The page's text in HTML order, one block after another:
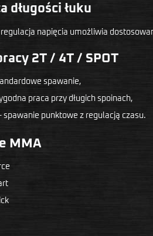
długości łuku
regulacja napięcia umożliwia
2T / 4T / SPOT
spawanie,
praca przy długich spoinach,
spawanie punktowe z regulacją czasu.
MMA